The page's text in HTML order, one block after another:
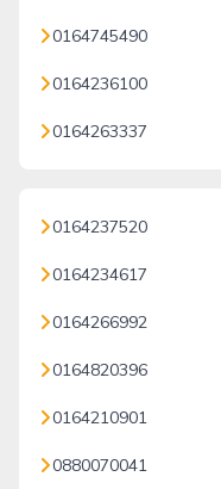
0164745490
0164236100
0164263337
0164237520
0164234617
0164266992
0164820396
0164210901
0880070041